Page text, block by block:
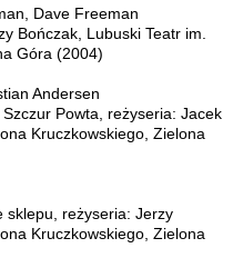
Dave Freeman
Bończak, Lubuski Teatr im.
Góra (2004)
Andersen
Powta, reżyseria: Jacek
Kruczkowskiego, Zielona
sklepu, reżyseria: Jerzy
Kruczkowskiego, Zielona